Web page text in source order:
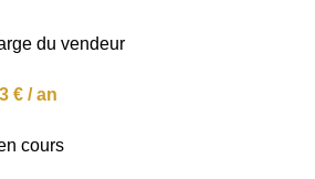
du vendeur
€ / an
cours